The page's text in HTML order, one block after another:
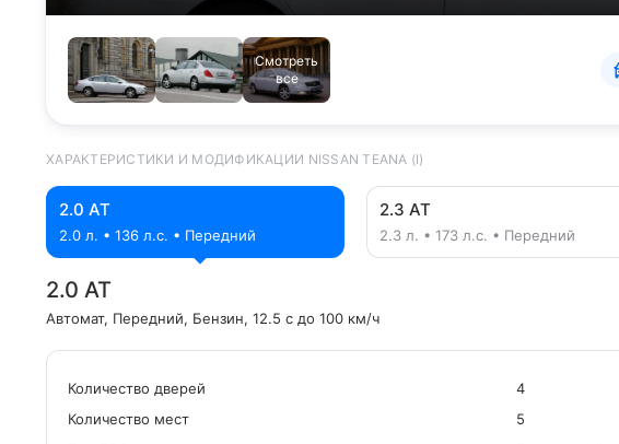
Смотреть
все
ХАРАКТЕРИСТИКИ И МОДИФИКАЦИИ NISSAN TEANA (I)
2.0 AT
2.0 л. • 136 л.с. • Передний
2.3 AT
2.3 л. • 173 л.с. • Передний
2.0 AT
Автомат, Передний, Бензин, 12.5 с до 100 км/ч
Количество дверей
4
Количество мест
5